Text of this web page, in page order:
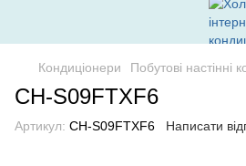
Кондиціонери Побутові настінні
CH-S09FTXF6
Артикул: CH-S09FTXF6 Написати